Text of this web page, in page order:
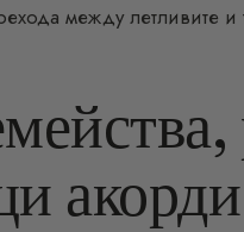
между летливите и
акорди